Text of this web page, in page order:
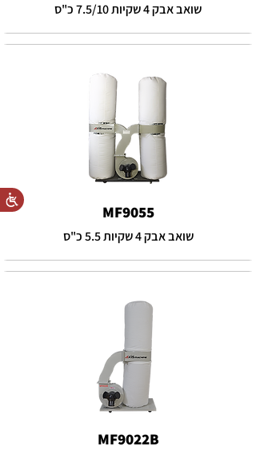
שואב אבק 4 שקיות 7.5/10 כ"ס
MF9055
שואב אבק 4 שקיות 5.5 כ"ס
MF9022B